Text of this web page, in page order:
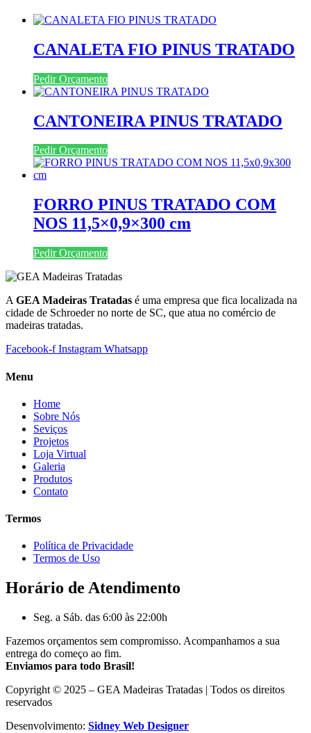
CANALETA FIO PINUS TRATADO
Pedir Orçamento
CANTONEIRA PINUS TRATADO
Pedir Orçamento
FORRO PINUS TRATADO COM
NOS 11,5×0,9×300 cm
Pedir Orçamento
A GEA Madeiras Tratadas é uma empresa que fica localizada na
cidade de Schroeder no norte de SC, que atua no comércio de
madeiras tratadas.
Facebook-f Instagram Whatsapp
Menu
Home
Sobre Nós
Seviços
Projetos
Loja Virtual
Galeria
Produtos
Contato
Termos
Política de Privacidade
Termos de Uso
Horário de Atendimento
Seg. a Sáb. das 6:00 às 22:00h
Fazemos orçamentos sem compromisso. Acompanhamos a sua
entrega do começo ao fim.
Enviamos para todo Brasil!
Copyright © 2025 – GEA Madeiras Tratadas | Todos os direitos
reservados
Desenvolvimento: Sidney Web Designer